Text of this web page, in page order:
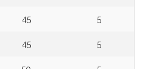
45 5
45 5